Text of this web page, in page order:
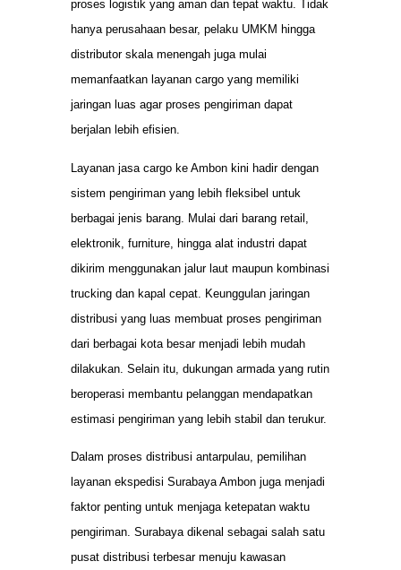
proses logistik yang aman dan tepat waktu. Tidak
hanya perusahaan besar, pelaku UMKM hingga
distributor skala menengah juga mulai
memanfaatkan layanan cargo yang memiliki
jaringan luas agar proses pengiriman dapat
berjalan lebih efisien.
Layanan jasa cargo ke Ambon kini hadir dengan
sistem pengiriman yang lebih fleksibel untuk
berbagai jenis barang. Mulai dari barang retail,
elektronik, furniture, hingga alat industri dapat
dikirim menggunakan jalur laut maupun kombinasi
trucking dan kapal cepat. Keunggulan jaringan
distribusi yang luas membuat proses pengiriman
dari berbagai kota besar menjadi lebih mudah
dilakukan. Selain itu, dukungan armada yang rutin
beroperasi membantu pelanggan mendapatkan
estimasi pengiriman yang lebih stabil dan terukur.
Dalam proses distribusi antarpulau, pemilihan
layanan ekspedisi Surabaya Ambon juga menjadi
faktor penting untuk menjaga ketepatan waktu
pengiriman. Surabaya dikenal sebagai salah satu
pusat distribusi terbesar menuju kawasan